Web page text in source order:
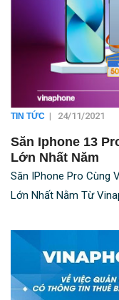
TIN TỨC | 24/11/2021
Săn Iphone 13
Lớn Nhất Năm
Săn IPhone Pro Cùng
Lớn Nhất Nằm Từ